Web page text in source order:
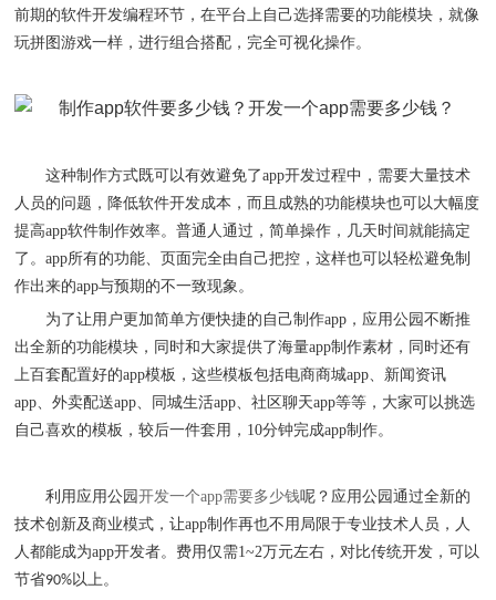
前期的软件开发编程环节，在平台上自己选择需要的功能模块，就像
玩拼图游戏一样，进行组合搭配，完全可视化操作。
这种制作方式既可以有效避免了app开发过程中，需要大量技术
人员的问题，降低软件开发成本，而且成熟的功能模块也可以大幅度
提高app软件制作效率。 普通人通过，简单操作，几天时间就能搞定
了 。 app所有的功能、 页面完全由自己把控，这样也可以轻松避免制
作出来的app与预期的不一致现象。
为了让用户更加简单方便快捷的自己制作app ，应用公园不断推
出全新的功能模块，同时和大家提供了海量app制作素材，同时还有
上百套配置好的app模板，这些模板包括电商商城app、 新闻资讯
app、 外卖配送app、 同城生活app、 社区聊天app等等，大家可以挑选
自己喜欢的模板，较后一件套用 ， 10分钟完成app制作。
利用应用公园 开发一个app需要多少钱呢 ？ 应用公园 通过全新的
技术创新及商业模式，让app制作再也不用局限于专业技术人员，人
人都能成为app开发者。费用仅需1~2万元左右，对比传统开发，可以
节省90%以上。